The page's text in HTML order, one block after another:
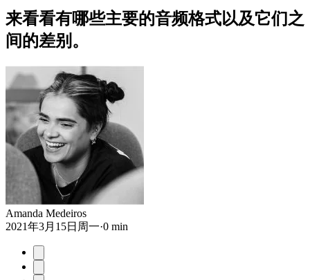
来看看有哪些主要的音频格式以及它们之
间的差别。
Amanda Medeiros
2021年3月15日周一·0 min